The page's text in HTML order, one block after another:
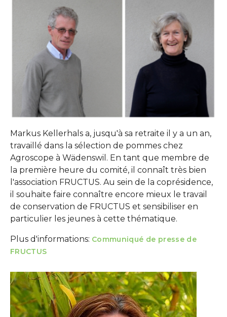
Markus Kellerhals a, jusqu'à sa retraite il y a un an,
travaillé dans la sélection de pommes chez
Agroscope à Wädenswil. En tant que membre de
la première heure du comité, il connaît très bien
l'association FRUCTUS. Au sein de la coprésidence,
il souhaite faire connaître encore mieux le travail
de conservation de FRUCTUS et sensibiliser en
particulier les jeunes à cette thématique.
Plus d'informations: Communiqué de presse de
FRUCTUS